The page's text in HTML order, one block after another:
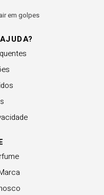
em golpes